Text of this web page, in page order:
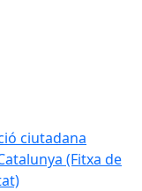
ciutadana
(Fitxa de